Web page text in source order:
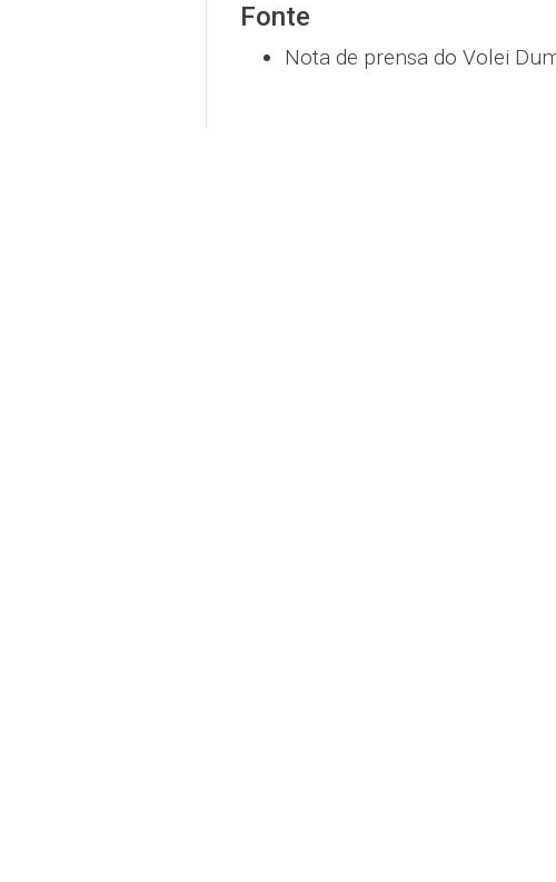
Fonte
Nota de prensa do Volei